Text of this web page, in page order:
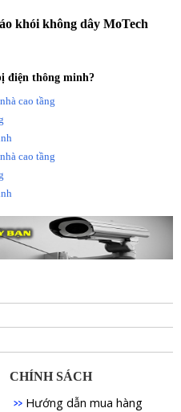
lầu 2 để đảm bảo khoảng
dây
3 bước là có thể lắp đặt
lắp như Phòng Khách, Nhà
cháy ở giữa nhà để đảm
tháo chân đế bắt vít cố cố
khói lên, ấn nút kết nối với
báo khói khác nên nhà có
tường)
khói không dây MoTech
điện thông minh?
cao tầng
cao tầng
CHÍNH SÁCH
Hướng dẫn mua hàng